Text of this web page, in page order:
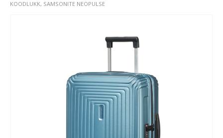
KOODLUKK, SAMSONITE NEOPULSE